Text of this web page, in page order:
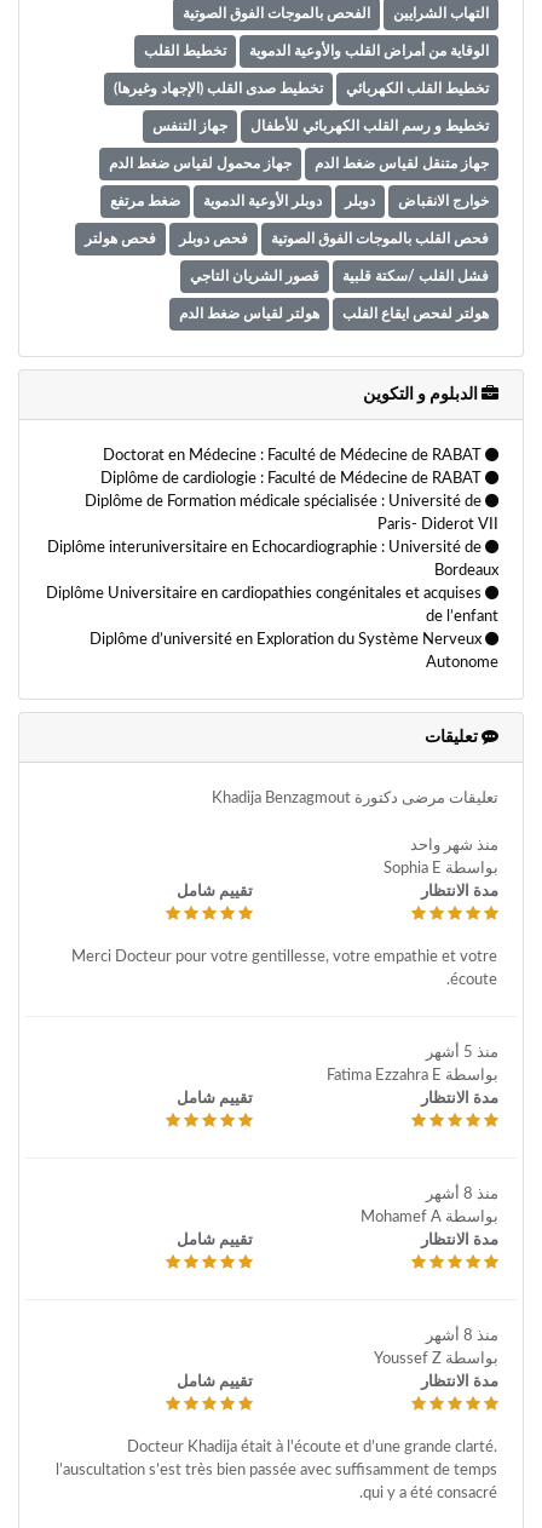
التهاب الشرايين الفحص بالموجات الفوق الصوتية
الوقاية من أمراض القلب والأوعية الدموية تخطيط القلب
تخطيط القلب الكهربائي تخطيط صدى القلب (الإجهاد وغيرها)
تخطيط و رسم القلب الكهربائي للأطفال جهاز التنفس
جهاز متنقل لقياس ضغط الدم جهاز محمول لقياس ضغط الدم
خوارج الانقباض دوبلر دوبلر الأوعية الدموية ضغط مرتفع
فحص القلب بالموجات الفوق الصوتية فحص دوبلر فحص هولتر
فشل القلب /سكتة قلبية قصور الشريان التاجي
هولتر لفحص ايقاع القلب هولتر لقياس ضغط الدم
الدبلوم و التكوين
Diplôme de Formation médicale spécialisée : Université de
Paris- Diderot VII
Diplôme interuniversitaire en Echocardiographie : Université de
Bordeaux
Diplôme Universitaire en cardiopathies congénitales et acquises
de l’enfant
Diplôme d’université en Exploration du Système Nerveux
Autonome
تعليقات
تعليقات مرضى دكتورة Khadija Benzagmout
منذ شهر واحد
بواسطة Sophia E
مدة الانتظار
تقييم شامل
Merci Docteur pour votre gentillesse, votre empathie et votre
écoute.
منذ 5 أشهر
بواسطة Fatima Ezzahra E
مدة الانتظار
تقييم شامل
منذ 8 أشهر
بواسطة Mohamef A
مدة الانتظار
تقييم شامل
منذ 8 أشهر
بواسطة Youssef Z
مدة الانتظار
تقييم شامل
Docteur Khadija était à l'écoute et d’une grande clarté.
l’auscultation s’est très bien passée avec suffisamment de temps
qui y a été consacré.